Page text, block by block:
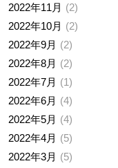
2022年11月
2
2022年10月
2
2022年9月
2
2022年8月
2
2022年7月
1
2022年6月
4
2022年5月
4
2022年4月
5
2022年3月
5